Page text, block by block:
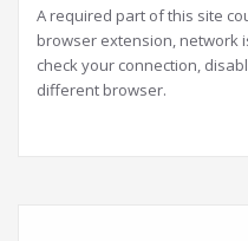
A required part of this site
browser extension, network
check your connection,
different browser.